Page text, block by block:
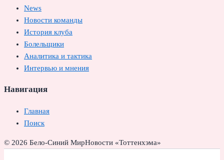
News
Новости команды
История клуба
Болельщики
Аналитика и тактика
Интервью и мнения
Навигация
Главная
Поиск
© 2026 Бело-Синий МирНовости «Тоттенхэма»